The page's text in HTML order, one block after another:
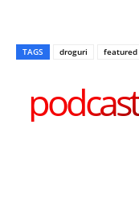
TAGS droguri featured